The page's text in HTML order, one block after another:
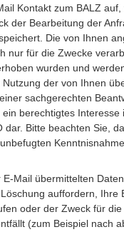
Kontakt zum BALZ
der Bearbeitung der
Die von Ihnen
nur für die Zwecke
wurden und
der von Ihnen
sachgerechten
berechtigtes Interesse
dar. Bitte beachten Sie,
E-Mail übermittelten
auffordern, Ihre
oder der Zweck für die
(zum Beispiel nach